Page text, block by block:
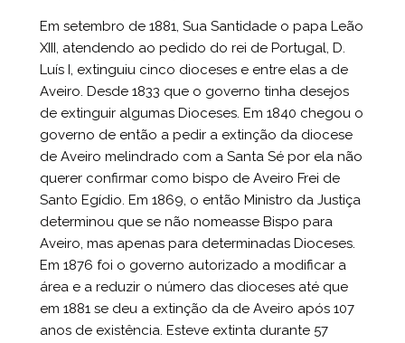
Em setembro de 1881, Sua Santidade o papa Leão
XIII, atendendo ao pedido do rei de Portugal, D.
Luís I, extinguiu cinco dioceses e entre elas a de
Aveiro. Desde 1833 que o governo tinha desejos
de extinguir algumas Dioceses. Em 1840 chegou o
governo de então a pedir a extinção da diocese
de Aveiro melindrado com a Santa Sé por ela não
querer confirmar como bispo de Aveiro Frei de
Santo Egídio. Em 1869, o então Ministro da Justiça
determinou que se não nomeasse Bispo para
Aveiro, mas apenas para determinadas Dioceses.
Em 1876 foi o governo autorizado a modificar a
área e a reduzir o número das dioceses até que
em 1881 se deu a extinção da de Aveiro após 107
anos de existência. Esteve extinta durante 57